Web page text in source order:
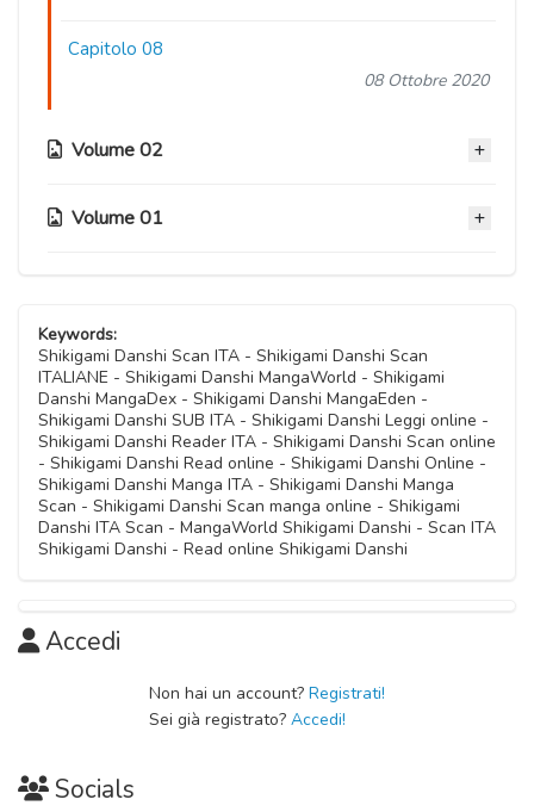
Capitolo 08
08 Ottobre 2020
Volume 02
Capitolo 07
08 Ottobre 2020
Capitolo 05
08 Ottobre 2020
Capitolo 04
08 Ottobre 2020
Volume 01
Capitolo 02
08 Ottobre 2020
Capitolo 01
08 Ottobre 2020
Capitolo 00
Keywords:
Shikigami Danshi Scan ITA - Shikigami Danshi Scan
ITALIANE - Shikigami Danshi MangaWorld - Shikigami
Danshi MangaDex - Shikigami Danshi MangaEden -
Shikigami Danshi SUB ITA - Shikigami Danshi Leggi online -
Shikigami Danshi Reader ITA - Shikigami Danshi Scan online
- Shikigami Danshi Read online - Shikigami Danshi Online -
Shikigami Danshi Manga ITA - Shikigami Danshi Manga
Scan - Shikigami Danshi Scan manga online - Shikigami
Danshi ITA Scan - MangaWorld Shikigami Danshi - Scan ITA
Shikigami Danshi - Read online Shikigami Danshi
Accedi
Non hai un account? Registrati!
Sei già registrato? Accedi!
Socials